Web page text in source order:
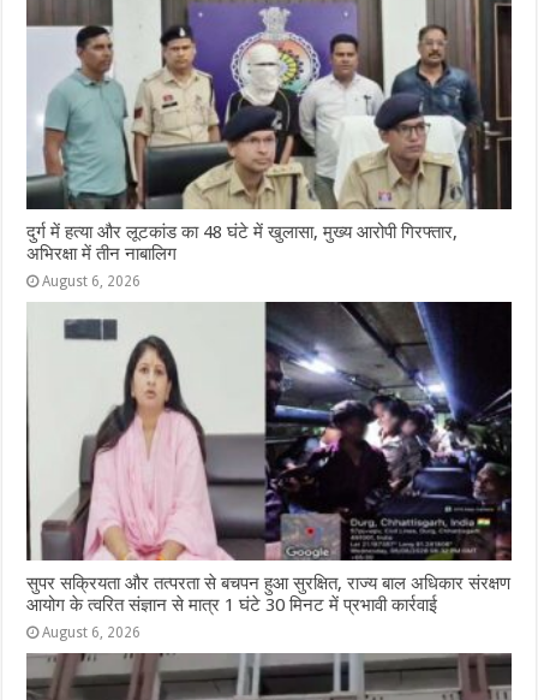
दुर्ग में हत्या और लूटकांड का 48 घंटे में खुलासा, मुख्य आरोपी गिरफ्तार,
अभिरक्षा में तीन नाबालिग
August 6, 2026
सुपर सक्रियता और तत्परता से बचपन हुआ सुरक्षित, राज्य बाल अधिकार संरक्षण
आयोग के त्वरित संज्ञान से मात्र 1 घंटे 30 मिनट में प्रभावी कार्रवाई
August 6, 2026